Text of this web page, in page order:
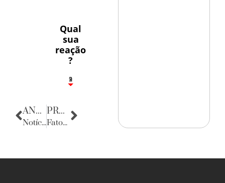
Qual
sua
reação
?
3
1
2
9
ANTERIOR
Notícias de Sergipe
PRÓXIMA
Fatos Diversos